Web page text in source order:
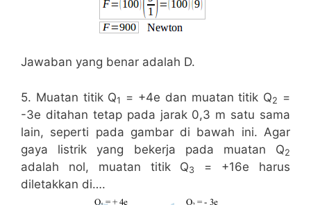
Jawaban yang benar adalah D.
5. Muatan titik Q1 = +4e dan muatan titik Q2 =
-3e ditahan tetap pada jarak 0,3 m satu sama
lain, seperti pada gambar di bawah ini. Agar
gaya listrik yang bekerja pada muatan Q2
adalah nol, muatan titik Q3
= +16e harus
diletakkan di….